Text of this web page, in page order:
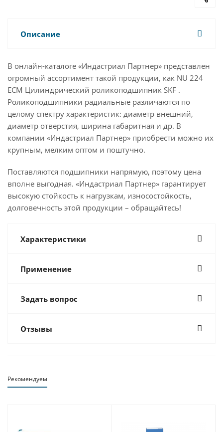
Описание
В онлайн-каталоге «Индастриал Партнер» представлен
огромный ассортимент такой продукции, как NU 224
ECM Цилиндрический роликоподшипник SKF .
Роликоподшипники радиальные различаются по
целому спектру характеристик: диаметр внешний,
диаметр отверстия, ширина габаритная и др. В
компании «Индастриал Партнер» приобрести можно их
крупным, мелким оптом и поштучно.
Поставляются подшипники напрямую, поэтому цена
вполне выгодная. «Индастриал Партнер» гарантирует
высокую стойкость к нагрузкам, износостойкость,
долговечность этой продукции – обращайтесь!
Характеристики
Применение
Задать вопрос
Отзывы
Рекомендуем